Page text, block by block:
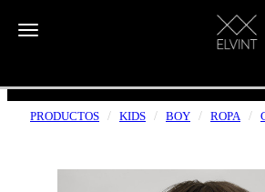
Toggle navigation
ENVÍOS GRATUITOS A
PRODUCTOS KIDS BOY ROPA